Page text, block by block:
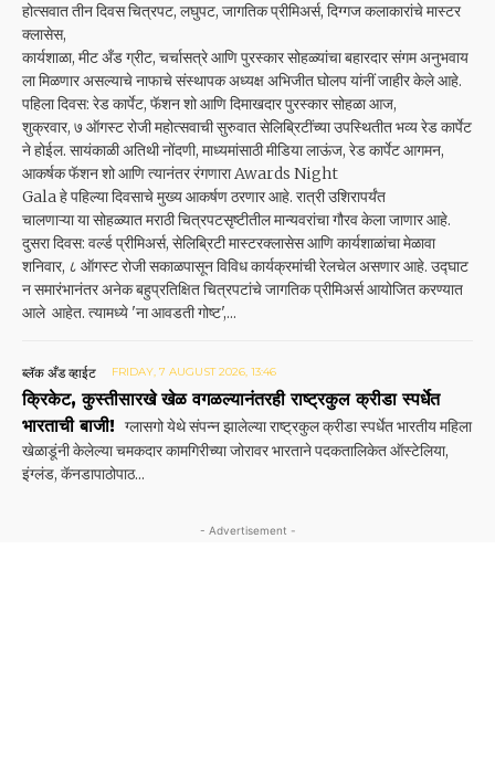
होत्सवात तीन दिवस चित्रपट, लघुपट, जागतिक प्रीमिअर्स, दिग्गज कलाकारांचे मास्टर
क्लासेस,
कार्यशाळा, मीट अँड ग्रीट, चर्चासत्रे आणि पुरस्कार सोहळ्यांचा बहारदार संगम अनुभवाय
ला मिळणार असल्याचे नाफाचे संस्थापक अध्यक्ष अभिजीत घोलप यांनीं जाहीर केले आहे.
पहिला दिवस: रेड कार्पेट, फॅशन शो आणि दिमाखदार पुरस्कार सोहळा आज,
शुक्रवार, ७ ऑगस्ट रोजी महोत्सवाची सुरुवात सेलिब्रिटींच्या उपस्थितीत भव्य रेड कार्पेट
ने होईल. सायंकाळी अतिथी नोंदणी, माध्यमांसाठी मीडिया लाऊंज, रेड कार्पेट आगमन,
आकर्षक फॅशन शो आणि त्यानंतर रंगणारा Awards Night
Gala हे पहिल्या दिवसाचे मुख्य आकर्षण ठरणार आहे. रात्री उशिरापर्यंत
चालणाऱ्या या सोहळ्यात मराठी चित्रपटसृष्टीतील मान्यवरांचा गौरव केला जाणार आहे.
दुसरा दिवस: वर्ल्ड प्रीमिअर्स, सेलिब्रिटी मास्टरक्लासेस आणि कार्यशाळांचा मेळावा
शनिवार, ८ ऑगस्ट रोजी सकाळपासून विविध कार्यक्रमांची रेलचेल असणार आहे. उद्घाट
न समारंभानंतर अनेक बहुप्रतिक्षित चित्रपटांचे जागतिक प्रीमिअर्स आयोजित करण्यात
आले आहेत. त्यामध्ये 'ना आवडती गोष्ट',...
ब्लॅक अँड व्हाईट FRIDAY, 7 AUGUST 2026, 13:46
क्रिकेट, कुस्तीसारखे खेळ वगळल्यानंतरही राष्ट्रकुल क्रीडा स्पर्धेत
भारताची बाजी! ग्लासगो येथे संपन्न झालेल्या राष्ट्रकुल क्रीडा स्पर्धेत भारतीय महिला
खेळाडूंनी केलेल्या चमकदार कामगिरी‌च्या जोरावर भारताने पदकतालिकेत ऑस्टेलिया,
इंग्लंड, कॅनडापाठोपाठ...
- Advertisement -